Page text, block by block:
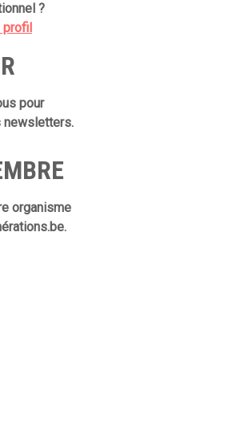
?
profil
pour
newsletters.
organisme